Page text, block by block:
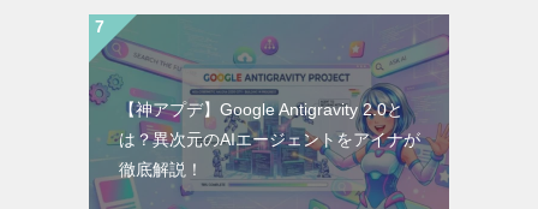
【神アプデ】Google Antigravity 2.0と
は？異次元のAIエージェントをアイナが
徹底解説！